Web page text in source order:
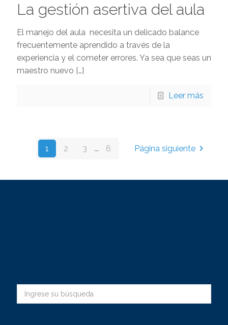
La gestión asertiva del aula
El manejo del aula necesita un delicado balance
frecuentemente aprendido a través de la
experiencia y el cometer errores. Ya sea que seas un
maestro nuevo […]
Leer más
1 2 3 ... 6 Página siguiente